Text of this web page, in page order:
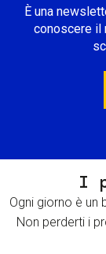
È una
conoscere il
I
Ogni giorno è un
Non perderti i